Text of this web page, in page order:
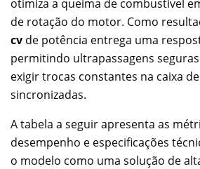
otimiza a queima de combustível
de rotação do motor. Como
cv de potência entrega uma
permitindo ultrapassagens
exigir trocas constantes na caixa de
sincronizadas.
A tabela a seguir apresenta as
desempenho e especificações
o modelo como uma solução de